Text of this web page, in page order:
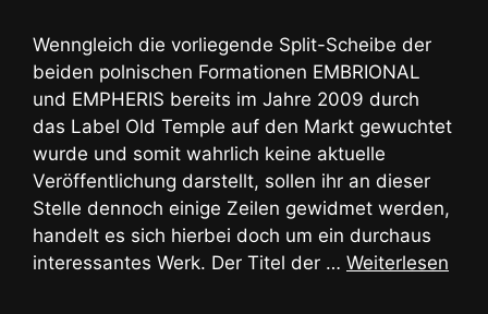
Wenngleich die vorliegende Split-Scheibe der
beiden polnischen Formationen EMBRIONAL
und EMPHERIS bereits im Jahre 2009 durch
das Label Old Temple auf den Markt gewuchtet
wurde und somit wahrlich keine aktuelle
Veröffentlichung darstellt, sollen ihr an dieser
Stelle dennoch einige Zeilen gewidmet werden,
handelt es sich hierbei doch um ein durchaus
interessantes Werk. Der Titel der … Weiterlesen